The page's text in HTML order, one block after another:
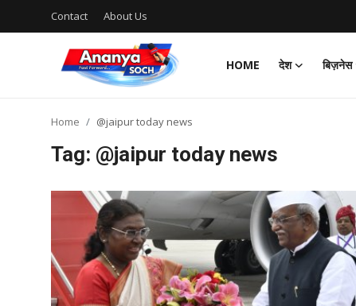
Contact About Us
HOME देश बिज़नेस
Home @jaipur today news
Tag: @jaipur today news